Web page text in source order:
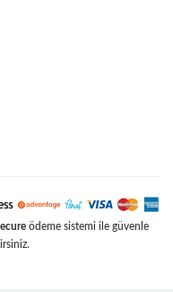
ödeme sistemi ile güvenle